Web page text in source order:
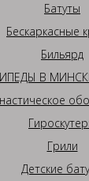
Батуты
Бескаркасные
Бильярд
В
Грили
Детские